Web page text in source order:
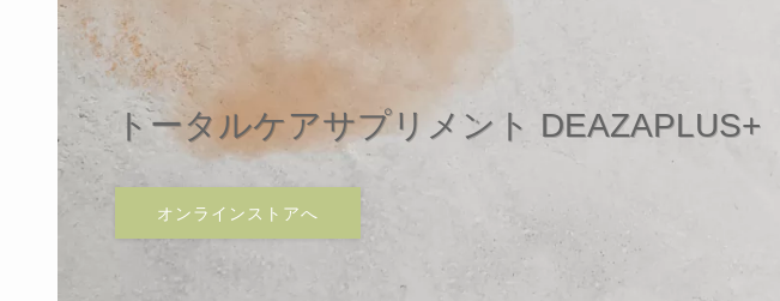
人生100年時代に、「薬
あなたと共に、笑顔が輝く未来へ
トータルケアサプリメント DEAZAPLUS+
オンラインストアへ